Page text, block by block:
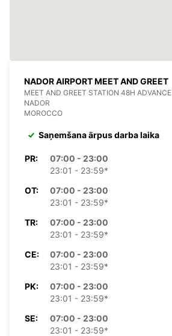
NADOR AIRPORT MEET AND GREET
MEET AND GREET STATION 48H ADVANCE
NADOR
MOROCCO
Saņemšana ārpus darba laika
PR:
07:00 - 23:00
23:01 - 23:59*
OT:
07:00 - 23:00
23:01 - 23:59*
TR:
07:00 - 23:00
23:01 - 23:59*
CE:
07:00 - 23:00
23:01 - 23:59*
PK:
07:00 - 23:00
23:01 - 23:59*
SE:
07:00 - 23:00
23:01 - 23:59*